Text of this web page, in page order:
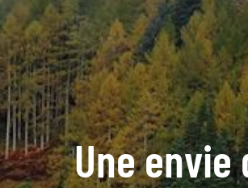
Une